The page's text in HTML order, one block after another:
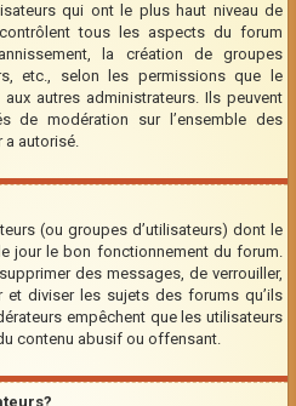
qui ont le plus haut niveau de
tous les aspects du forum
la création de groupes
etc., selon les permissions que le
autres administrateurs. Ils peuvent
de modération sur l’ensemble des
a autorisé.
(ou groupes d’utilisateurs) dont le
jour le bon fonctionnement du forum.
des messages, de verrouiller,
et diviser les sujets des forums qu’ils
empêchent que les utilisateurs
contenu abusif ou offensant.